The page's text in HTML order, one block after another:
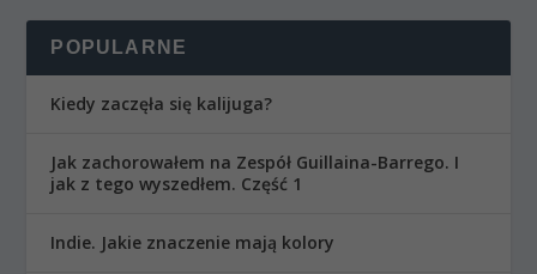
POPULARNE
Kiedy zaczęła się kalijuga?
Jak zachorowałem na Zespół Guillaina-Barrego. I
jak z tego wyszedłem. Część 1
Indie. Jakie znaczenie mają kolory